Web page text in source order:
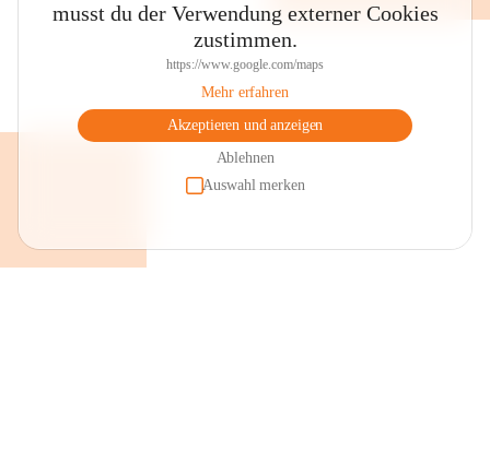
musst du der Verwendung externer Cookies
zustimmen.
https://www.google.com/maps
Mehr erfahren
Akzeptieren und anzeigen
Ablehnen
Auswahl merken